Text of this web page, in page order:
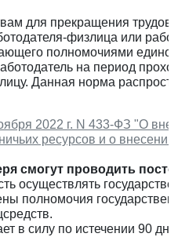
для прекращения
физлица или
полномочиями
на период
Данная норма
2022 г. N 433-ФЗ "О
ресурсов и о
смогут проводить
осуществлять
полномочия
в силу по истечении 90